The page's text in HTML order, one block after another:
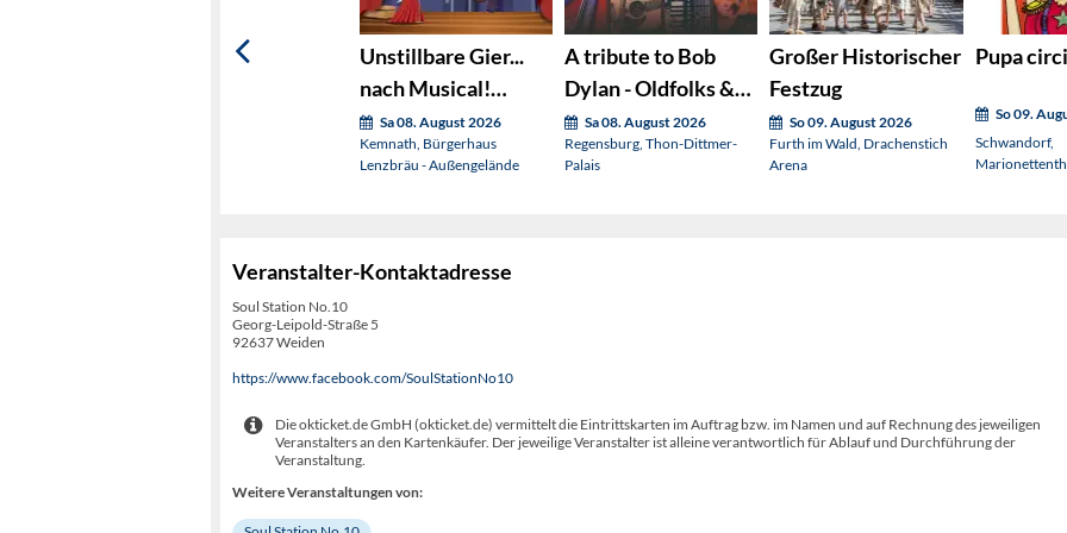
Unstillbare Gier...
nach Musical!
(OVIGO sings)
Sa 08. August 2026
Kemnath, Bürgerhaus
Lenzbräu - Außengelände
A tribute to Bob
Dylan - Oldfolks &
Friends
Sa 08. August 2026
Regensburg, Thon-Dittmer-
Palais
Großer Historischer
Festzug
So 09. August 2026
Furth im Wald, Drachenstich
Arena
Pupa circi
So 09.
Schwandorf,
Veranstalter-Kontaktadresse
Soul Station No.10
Georg-Leipold-Straße 5
92637 Weiden
https://www.facebook.com/SoulStationNo10
Die okticket.de GmbH (okticket.de) vermittelt die Eintrittskarten im Auftrag bzw. im Namen und auf Rechnung des jeweiligen
Veranstalters an den Kartenkäufer. Der jeweilige Veranstalter ist alleine verantwortlich für Ablauf und Durchführung der
Veranstaltung.
Weitere Veranstaltungen von: